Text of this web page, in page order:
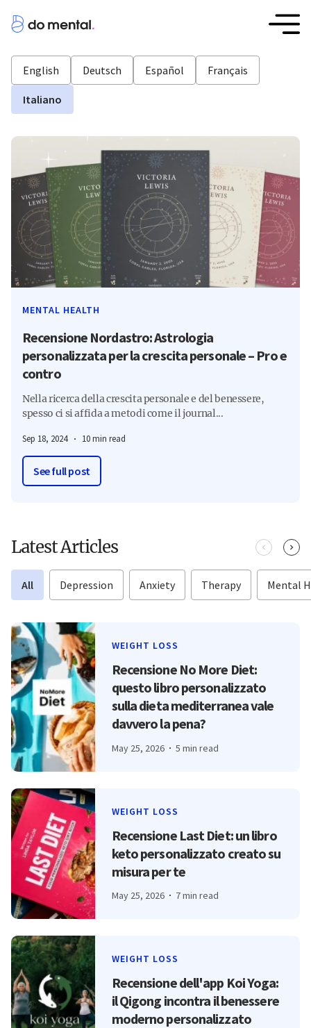
English Deutsch Español Français
Italiano
MENTAL HEALTH
Recensione Nordastro: Astrologia
personalizzata per la crescita personale – Pro e
contro
Nella ricerca della crescita personale e del benessere,
spesso ci si affida a metodi come il journal...
Sep 18, 2024 10 min read
See full post
Latest Articles
All Depression Anxiety Therapy Mental
WEIGHT LOSS
Recensione No More Diet:
questo libro personalizzato
sulla dieta mediterranea vale
davvero la pena?
May 25, 2026 5 min read
WEIGHT LOSS
Recensione Last Diet: un libro
keto personalizzato creato su
misura per te
May 25, 2026 7 min read
WEIGHT LOSS
Recensione dell'app Koi Yoga:
il Qigong incontra il benessere
moderno personalizzato